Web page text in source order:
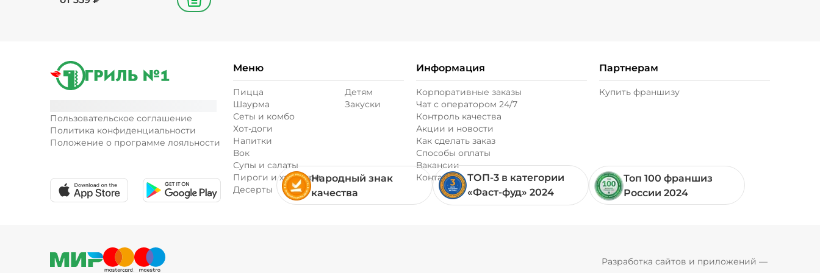
В корзину
Пользовательское соглашение
Политика конфиденциальности
Положение о программе лояльности
Меню
Пицца
Шаурма
Сеты и комбо
Хот-доги
Напитки
Вок
Супы и салаты
Пироги и хачапури
Десерты
Детям
Закуски
Информация
Корпоративные заказы
Чат с оператором 24/7
Контроль качества
Акции и новости
Как сделать заказ
Способы оплаты
Вакансии
Контакты
Партнерам
Купить франшизу
Народный знак
качества
ТОП-3 в категории
«Фаст-фуд» 2024
Топ 100 франшиз
России 2024
Разработка сайтов и приложений —